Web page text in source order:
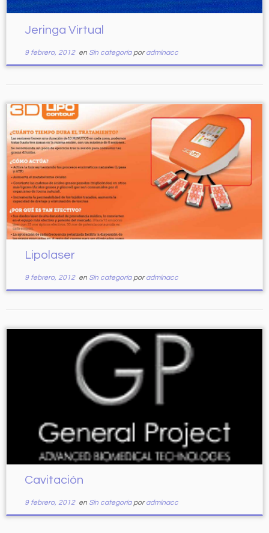
Jeringa Virtual
9 febrero, 2012en Sin categoría poradminacc
Lipolaser
9 febrero, 2012en Sin categoría poradminacc
Cavitación
9 febrero, 2012en Sin categoría poradminacc